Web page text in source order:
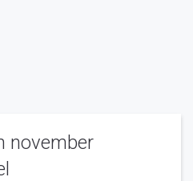
november